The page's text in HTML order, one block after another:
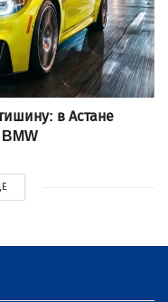
в Астане